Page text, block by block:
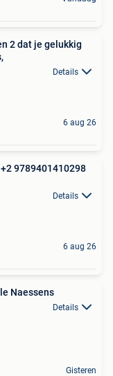
2 dat je gelukkig
Details
6 aug 26
9789401410298
Details
6 aug 26
Naessens
Details
Gisteren